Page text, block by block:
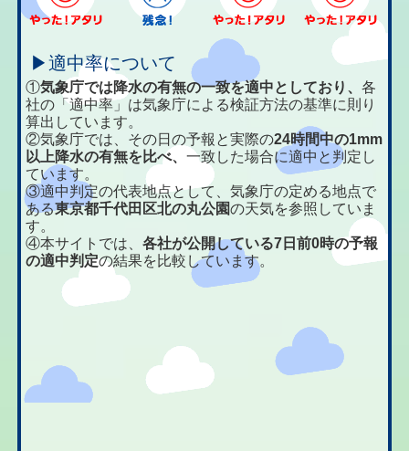
▶適中率について
①気象庁では降水の有無の一致を適中としており、各
社の「適中率」は気象庁による検証方法の基準に則り
算出しています。
②気象庁では、その日の予報と実際の24時間中の1mm
以上降水の有無を比べ、一致した場合に適中と判定し
ています。
③適中判定の代表地点として、気象庁の定める地点で
ある東京都千代田区北の丸公園の天気を参照していま
す。
④本サイトでは、各社が公開している7日前0時の予報
の適中判定の結果を比較しています。